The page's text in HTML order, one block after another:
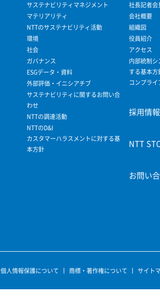
サステナビリティマネジメント
マテリアリティ
NTTのサステナビリティ活動
環境
社会
ガバナンス
ESGデータ・資料
外部評価・イニシアチブ
サステナビリティに関するお問い合
わせ
NTTの調達活動
NTTのD&I
カスタマーハラスメントに対する基
本方針
社長記者会
会社概要
組織図
役員紹介
アクセス
内部統制
する基本方
コンプライ
採用情報
NTT
お問い
個人情報保護について 商標・著作権について サイト